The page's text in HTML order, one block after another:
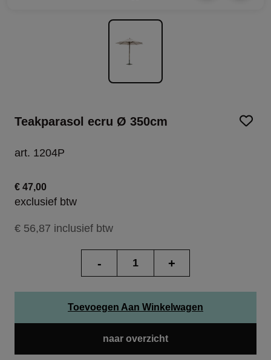
Teakparasol ecru Ø 350cm
art. 1204P
€ 47,00
exclusief btw
€ 56,87 inclusief btw
- +
Toevoegen Aan Winkelwagen
naar overzicht